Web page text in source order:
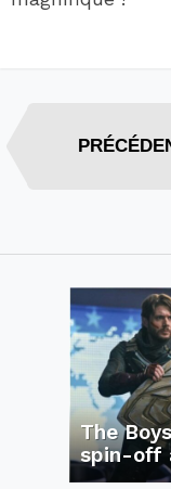
The
spin-off